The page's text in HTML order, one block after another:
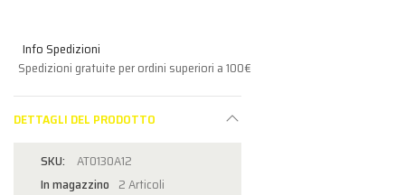
Info Spedizioni
Spedizioni gratuite per ordini superiori a 100€
DETTAGLI DEL PRODOTTO
AT0130A12
In magazzino 2 Articoli